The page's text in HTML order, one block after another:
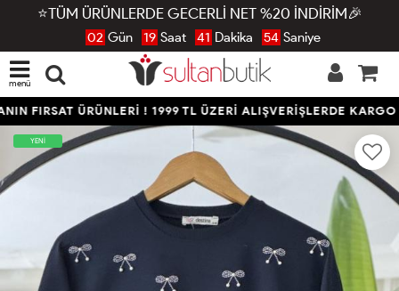
⭐TÜM ÜRÜNLERDE GECERLİ NET %20 İNDİRİM🎉
02 Gün 19 Saat 41 Dakika 53 Saniye
menü
FIRSAT ÜRÜNLERİ ! 1999 TL ÜZERİ ALIŞVERİŞLERDE KARGO
YENİ